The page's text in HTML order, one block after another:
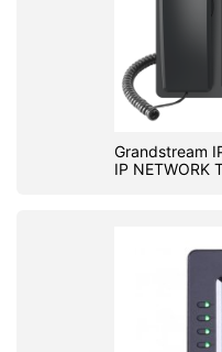
Grandstream
IP NETWORK